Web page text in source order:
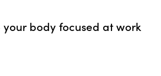
your body focused at work